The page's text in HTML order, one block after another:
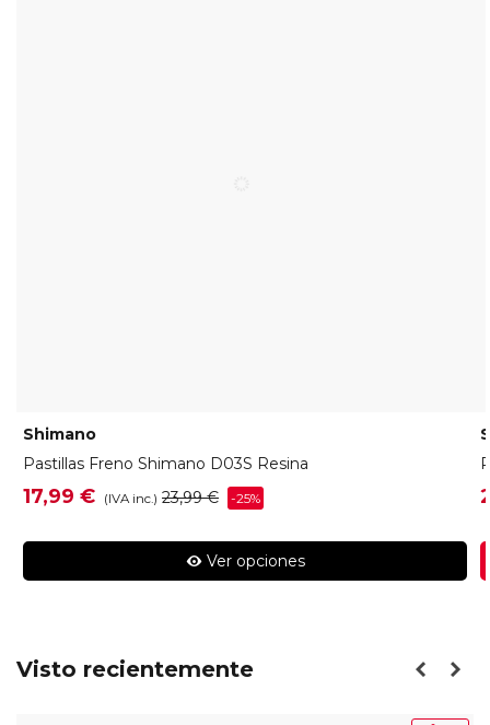
Shimano
Pastillas Freno Shimano D03S Resina
17,99 € (IVA inc.) 23,99 € -25%
Ver opciones
Visto recientemente